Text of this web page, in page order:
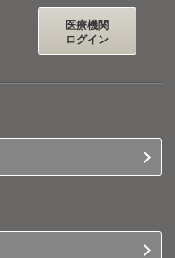
医療機関
ログイン